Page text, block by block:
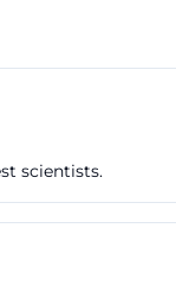
scientists.